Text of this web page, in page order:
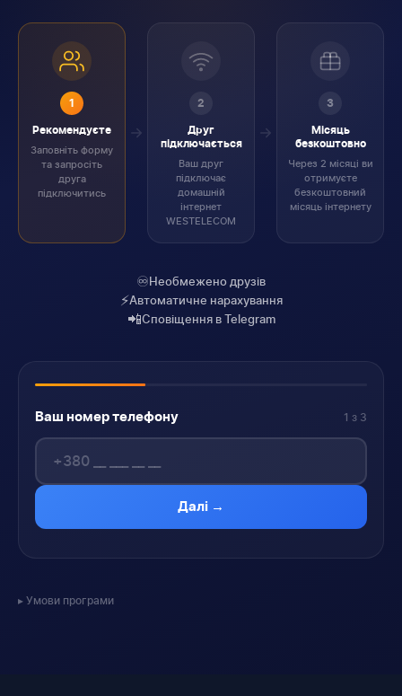
1
Рекомендуєте
Заповніть форму
та запросіть
друга
підключитись
2
Друг
підключається
Ваш друг
підключає
домашній
інтернет
WESTELECOM
3
Місяць
безкоштовно
Через 2 місяці ви
отримуєте
безкоштовний
місяць інтернету
♾️Необмежено друзів
⚡Автоматичне нарахування
📲Сповіщення в Telegram
Ваш номер телефону 1 з 3
Далі →
Умови програми